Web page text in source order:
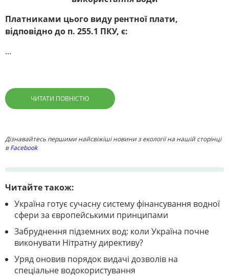
Платниками цього виду рентної плати,
відповідно до п. 255.1 ПКУ, є:
...
ЧИТАТИ ПОВНІСТЮ
Дізнавайтесь першими найсвіжіші новини з екології на нашій сторінці
вFacebook
Читайте також:
Україна готує сучасну систему фінансування водної
сфери за європейськими принципами
Забруднення підземних вод: коли Україна почне
виконувати Нітратну директиву?
Уряд оновив порядок видачі дозволів на
спеціальне водокористування